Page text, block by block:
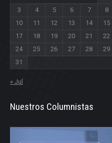
3
4 5 6 7 8
10
11 12 13 14 15
17
18 19 20 21 22
24
25 26 27 28 29
31
« Jul
Nuestros Columnistas